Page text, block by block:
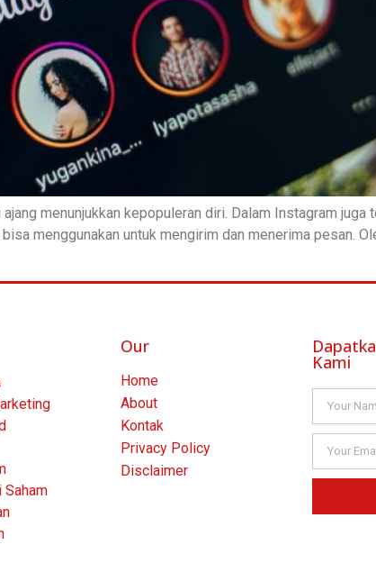
menunjukkan kepopuleran diri. Dalam Instagram juga
menggunakan untuk mengirim dan menerima pesan.
Our
Home
About
Kontak
Privacy Policy
Disclaimer
Kami